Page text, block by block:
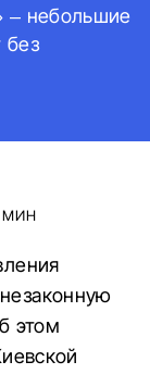
– небольшие
без
этом